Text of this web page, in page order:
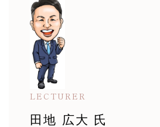
LECTURER
田地 広大 氏